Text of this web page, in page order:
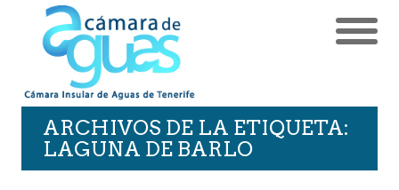
ARCHIVOS DE LA ETIQUETA:
LAGUNA DE BARLO